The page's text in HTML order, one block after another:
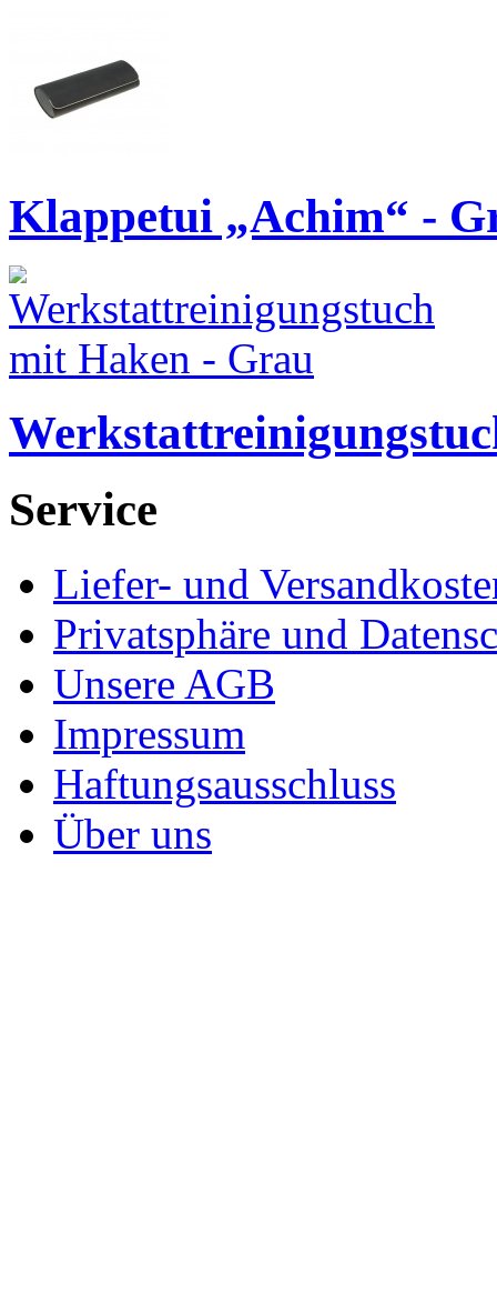
Klappetui „Achim“ -
Service
Liefer- und
Privatsphäre und
Unsere AGB
Impressum
Haftungsausschluss
Über uns